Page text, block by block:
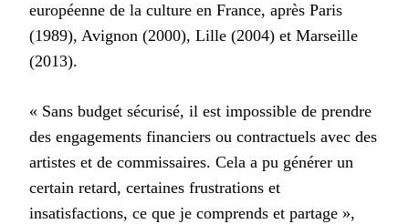
européenne de la culture en France, après Paris
(1989), Avignon (2000), Lille (2004) et Marseille
(2013).
« Sans budget sécurisé, il est impossible de prendre
des engagements financiers ou contractuels avec des
artistes et de commissaires. Cela a pu générer un
certain retard, certaines frustrations et
insatisfactions, ce que je comprends et partage »,